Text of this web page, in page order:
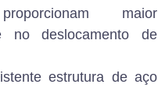
maior
no deslocamento de
estrutura de aço